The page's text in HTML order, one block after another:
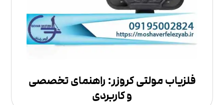
فلزیاب مولتی کروزر: راهنمای تخصصی
و کاربردی